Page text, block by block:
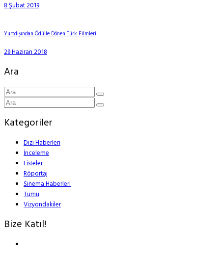
8 Şubat 2019
Yurtdışından Ödülle Dönen Türk Filmleri
29 Haziran 2018
Ara
Kategoriler
Dizi Haberleri
İnceleme
Listeler
Röportaj
Sinema Haberleri
Tümü
Vizyondakiler
Bize Katıl!